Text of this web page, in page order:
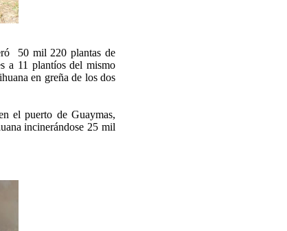
50 mil 220 plantas de
a 11 plantíos del mismo
en greña de los dos
el puerto de Guaymas,
incinerándose 25 mil